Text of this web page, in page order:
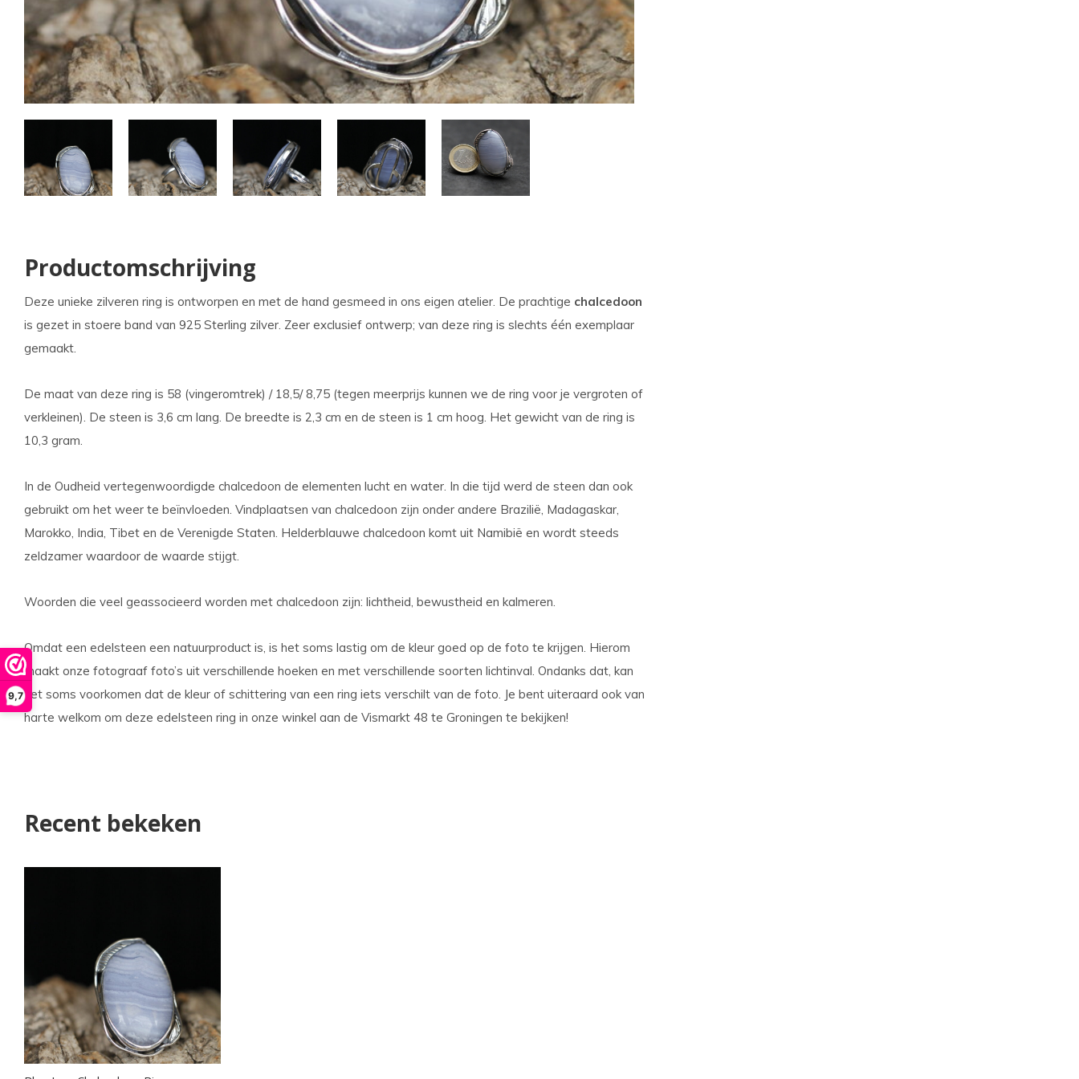
9,7
kunt
u
touch-
en
gebruiken.
Productomschrijving
Deze unieke zilveren ring is ontworpen en met de hand gesmeed in ons eigen atelier. De prachtige chalcedoon
is gezet in stoere band van 925 Sterling zilver. Zeer exclusief ontwerp; van deze ring is slechts één exemplaar
gemaakt.
De maat van deze ring is 58 (vingeromtrek) / 18,5/ 8,75 (tegen meerprijs kunnen we de ring voor je vergroten of
verkleinen). De steen is 3,6 cm lang. De breedte is 2,3 cm en de steen is 1 cm hoog. Het gewicht van de ring is
10,3 gram.
In de Oudheid vertegenwoordigde chalcedoon de elementen lucht en water. In die tijd werd de steen dan ook
gebruikt om het weer te beïnvloeden. Vindplaatsen van chalcedoon zijn onder andere Brazilië, Madagaskar,
Marokko, India, Tibet en de Verenigde Staten. Helderblauwe chalcedoon komt uit Namibië en wordt steeds
zeldzamer waardoor de waarde stijgt.
Woorden die veel geassocieerd worden met chalcedoon zijn: lichtheid, bewustheid en kalmeren.
Omdat een edelsteen een natuurproduct is, is het soms lastig om de kleur goed op de foto te krijgen. Hierom
maakt onze fotograaf foto’s uit verschillende hoeken en met verschillende soorten lichtinval. Ondanks dat, kan
het soms voorkomen dat de kleur of schittering van een ring iets verschilt van de foto. Je bent uiteraard ook van
harte welkom om deze edelsteen ring in onze winkel aan de Vismarkt 48 te Groningen te bekijken!
Recent bekeken